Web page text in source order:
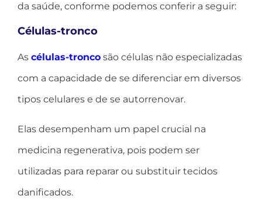
da saúde, conforme podemos conferir a seguir:
Células-tronco
As células-tronco são células não especializadas
com a capacidade de se diferenciar em diversos
tipos celulares e de se autorrenovar.
Elas desempenham um papel crucial na
medicina regenerativa, pois podem ser
utilizadas para reparar ou substituir tecidos
danificados.